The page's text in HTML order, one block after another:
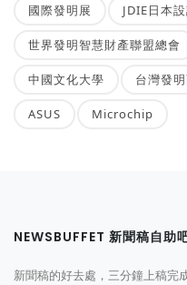
國際發明展 JDIE日本
世界發明智慧財產聯盟總會
中國文化大學 台灣發
ASUS Microchip
NEWSBUFFET 新聞稿自助
新聞稿的好去處，三分鐘上稿完